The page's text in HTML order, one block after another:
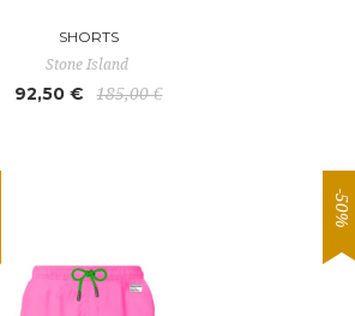
SHORTS
Stone Island
92,50 € 185,00 €
-50%